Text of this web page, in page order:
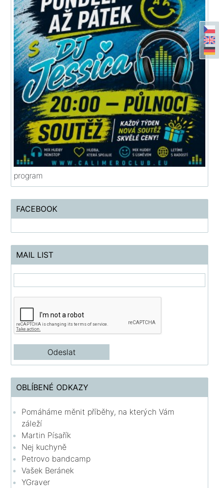
program
FACEBOOK
MAIL LIST
OBLÍBENÉ ODKAZY
Pomáháme měnit příběhy, na kterých Vám
záleží
Martin Písařík
Nej kuchyně
Petrovo bandcamp
Vašek Beránek
YGraver